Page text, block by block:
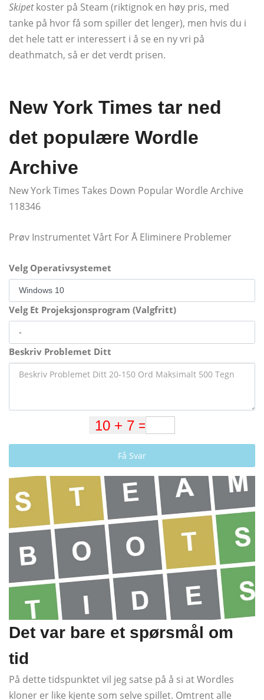
Skipetkoster på Steam (riktignok en høy pris, med
tanke på hvor få som spiller det lenger), men hvis du i
det hele tatt er interessert i å se en ny vri på
deathmatch, så er det verdt prisen.
New York Times tar ned
det populære Wordle
Archive
New York Times Takes Down Popular Wordle Archive
118346
Prøv Instrumentet Vårt For Å Eliminere Problemer
Velg Operativsystemet
Velg Et Projeksjonsprogram (Valgfritt)
Beskriv Problemet Ditt
Få Svar
Det var bare et spørsmål om
tid
På dette tidspunktet vil jeg satse på å si at Wordles
kloner er like kjente som selve spillet. Omtrent alle